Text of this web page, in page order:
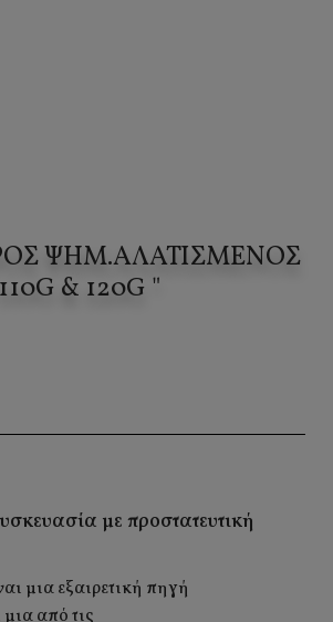
ΨΗΜ.ΑΛΑΤΙΣΜΈΝΟΣ
& 120G "
με προστατευτική
μια εξαιρετική πηγή
από τις